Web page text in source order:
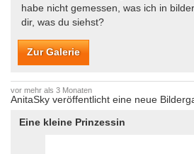
habe nicht gemessen, was ich in
dir, was du siehst?
Zur Galerie
vor mehr als 3 Monaten
AnitaSky veröffentlicht eine neue
Eine kleine Prinzessin